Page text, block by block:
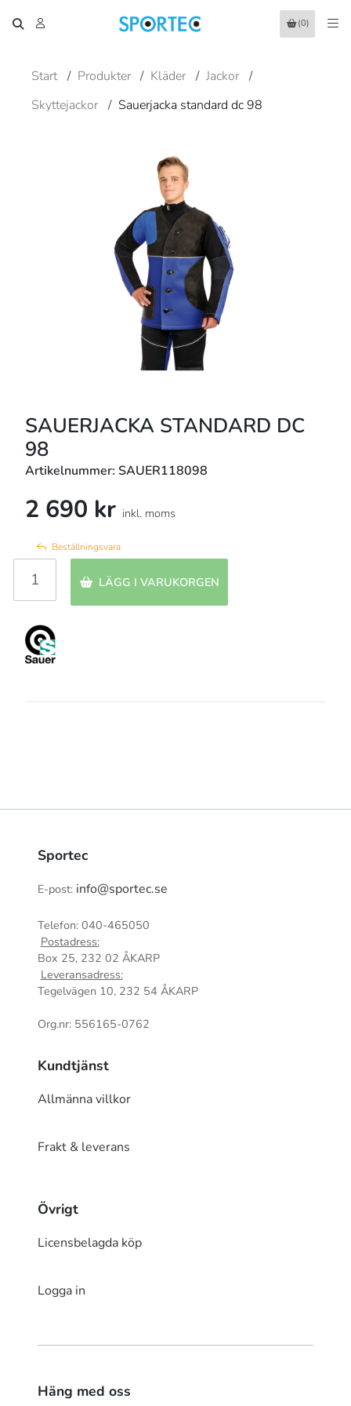
(0)
Start / Produkter / Kläder / Jackor /
Skyttejackor / Sauerjacka standard dc 98
SAUERJACKA STANDARD DC
98
Artikelnummer: SAUER118098
2 690 kr inkl. moms
Beställningsvara
LÄGG I VARUKORGEN
Sportec
E-post: info@sportec.se
Telefon: 040-465050
Postadress:
Box 25, 232 02 ÅKARP
Leveransadress:
Tegelvägen 10, 232 54 ÅKARP
Org.nr: 556165-0762
Kundtjänst
Allmänna villkor
Frakt & leverans
Övrigt
Licensbelagda köp
Logga in
Häng med oss